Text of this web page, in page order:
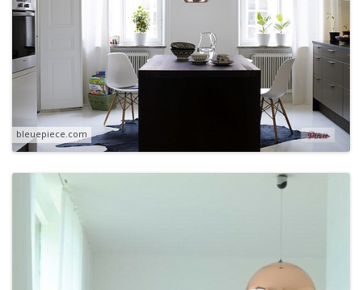
bleuepiece.com